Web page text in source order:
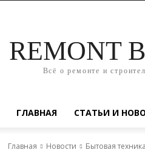
REMONT
Всё о ремонте и
ГЛАВНАЯ СТАТЬИ И
Главная Новости Бытовая техника